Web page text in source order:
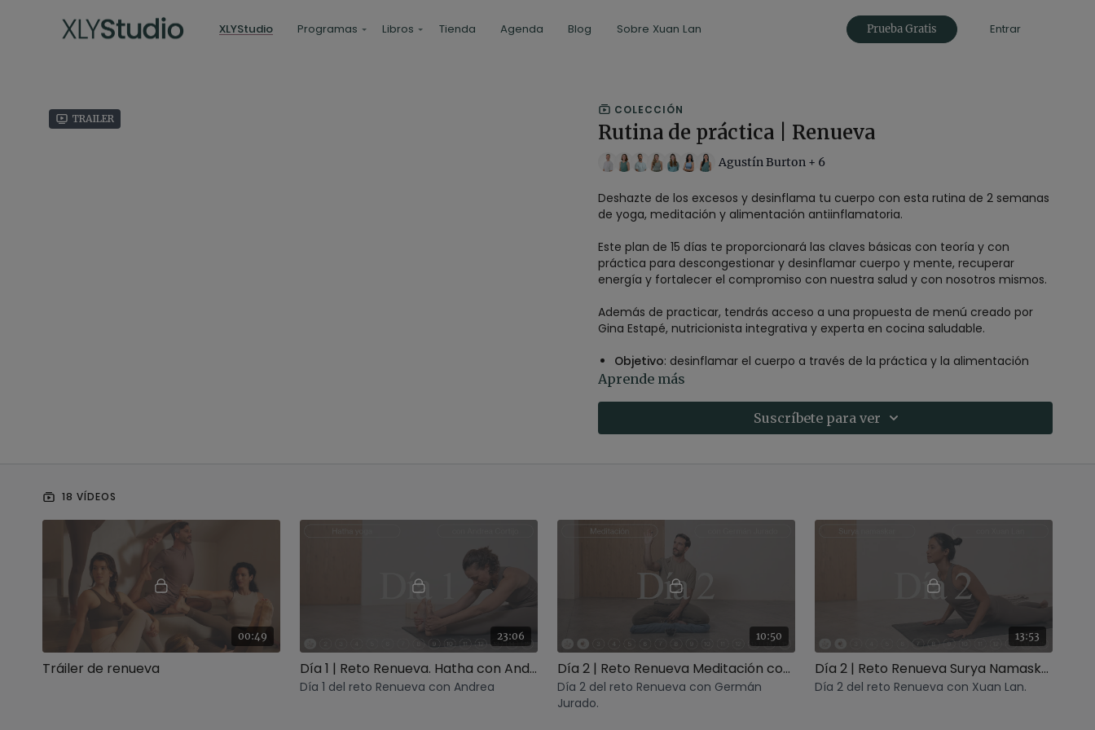
XLYStudio Programas Libros Tienda Agenda Blog Sobre Xuan Lan Prueba Gratis Entrar
Trailer
COLECCIÓN
Rutina de práctica | Renueva
Agustín Burton + 6
Deshazte de los excesos y desinflama tu cuerpo con esta rutina de 2 semanas
de yoga, meditación y alimentación antiinflamatoria.
Este plan de 15 días te proporcionará las claves básicas con teoría y con
práctica para descongestionar y desinflamar cuerpo y mente, recuperar
energía y fortalecer el compromiso con nuestra salud y con nosotros mismos.
Además de practicar, tendrás acceso a una propuesta de menú creado por
Gina Estapé, nutricionista integrativa y experta en cocina saludable.
Objetivo: desinflamar el cuerpo a través de la práctica y la alimentación
antiinflamatoria
: 7 clases cada semana combinando distintos estilos de yoga,
Aprende más
Suscríbete para ver
18 VÍDEOS
00:49
Tráiler de renueva
23:06
Día 1 | Reto Renueva. Hatha con Andrea
Día 1 del reto Renueva con Andrea
10:50
Día 2 | Reto Renueva Meditación comida atenta con Germán
Día 2 del reto Renueva con Germán
Jurado.
13:53
Día 2 | Reto Renueva Surya Namaskar con Xuan Lan
Día 2 del reto Renueva con Xuan Lan.